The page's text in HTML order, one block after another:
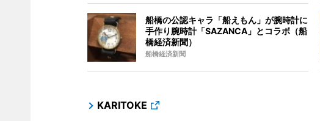
船橋の公認キャラ「船えもん」が腕時計に
手作り腕時計「SAZANCA」とコラボ（船
橋経済新聞）
船橋経済新聞
KARITOKE